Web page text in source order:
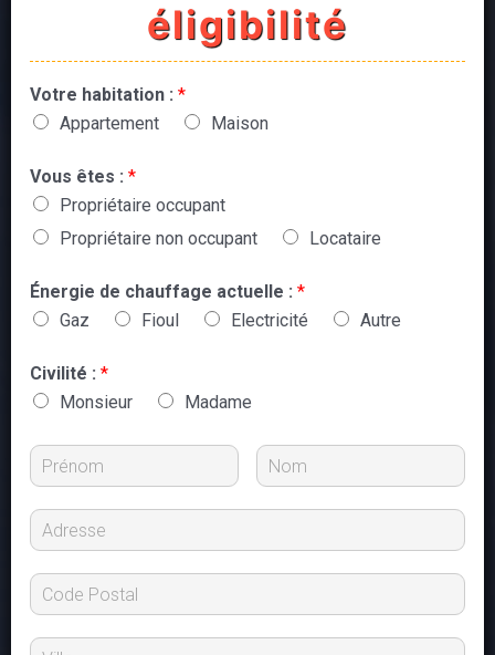
éligibilité
Votre habitation : *
Appartement
Maison
Vous êtes : *
Propriétaire occupant
Propriétaire non occupant
Locataire
Énergie de chauffage actuelle : *
Gaz
Fioul Electricité Autre
Civilité : *
Monsieur
Madame